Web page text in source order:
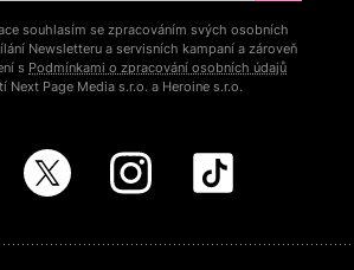
souhlasím se zpracováním svých osobních
Newsletteru a servisních kampaní a zároveň
s Podmínkami o zpracování osobních údajů
Next Page Media s.r.o. a Heroine s.r.o.